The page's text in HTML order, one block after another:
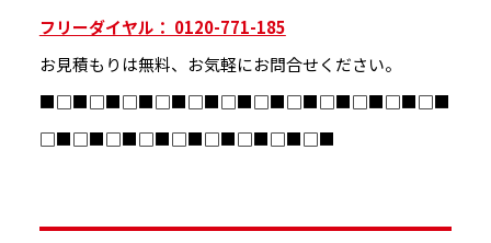
フリーダイヤル： 0120-771-185
お見積もりは無料、お気軽にお問合せください。
■□■□■□■□■□■□■□■□■□■□■□■□■
□■□■□■□■□■□■□■□■□■